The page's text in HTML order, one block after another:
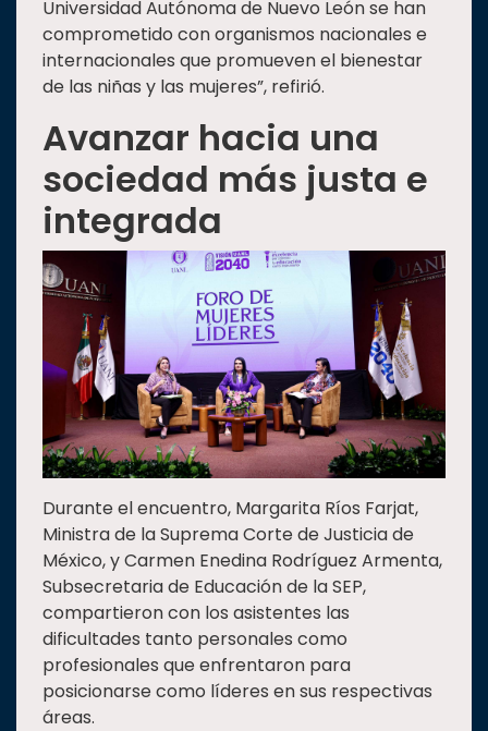
Universidad Autónoma de Nuevo León se han
comprometido con organismos nacionales e
internacionales que promueven el bienestar
de las niñas y las mujeres”, refirió.
Avanzar hacia una
sociedad más justa e
integrada
Durante el encuentro, Margarita Ríos Farjat,
Ministra de la Suprema Corte de Justicia de
México, y Carmen Enedina Rodríguez Armenta,
Subsecretaria de Educación de la SEP,
compartieron con los asistentes las
dificultades tanto personales como
profesionales que enfrentaron para
posicionarse como líderes en sus respectivas
áreas.